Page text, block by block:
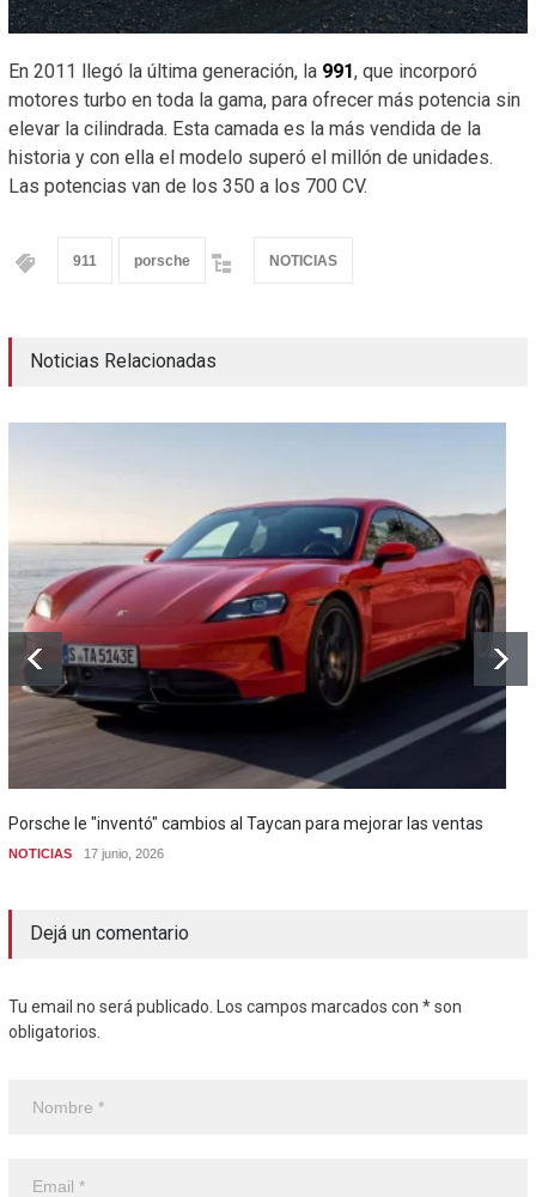
En 2011 llegó la última generación, la 991, que incorporó
motores turbo en toda la gama, para ofrecer más potencia sin
elevar la cilindrada. Esta camada es la más vendida de la
historia y con ella el modelo superó el millón de unidades.
Las potencias van de los 350 a los 700 CV.
911 porsche NOTICIAS
Noticias Relacionadas
Porsche le "inventó" cambios al Taycan para mejorar las ventas
NOTICIAS 17 junio, 2026
Dejá un comentario
Tu email no será publicado. Los campos marcados con * son
obligatorios.